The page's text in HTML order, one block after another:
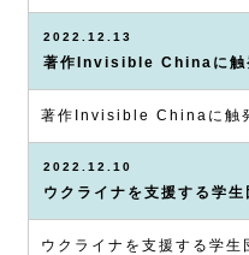
2022.12.13
著作Invisible Chinaに触
著作Invisible Chinaに触
2022.12.10
ウクライナを支援する学
ウクライナを支援する学